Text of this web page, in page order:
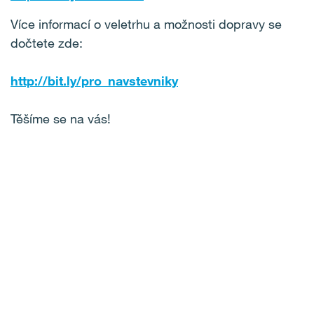
Více informací o veletrhu a možnosti dopravy se
dočtete zde:
http://bit.ly/pro_navstevniky
Těšíme se na vás!